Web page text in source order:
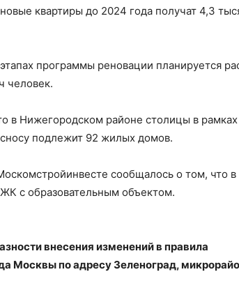
квартиры до 2024 года получат 4,3
программы реновации планируется
человек.
в Нижегородском районе столицы в рамках
подлежит 92 жилых домов.
сообщалось о том, что в
с образовательным объектом.
внесения изменений в правила
Москвы по адресу Зеленоград,